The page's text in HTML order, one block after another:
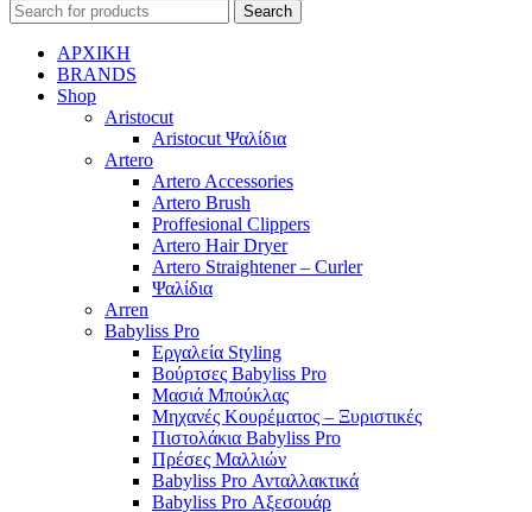
Search
ΑΡΧΙΚΗ
BRANDS
Shop
Aristocut
Aristocut Ψαλίδια
Artero
Artero Accessories
Artero Brush
Proffesional Clippers
Artero Hair Dryer
Artero Straightener – Curler
Ψαλίδια
Arren
Babyliss Pro
Εργαλεία Styling
Βούρτσες Babyliss Pro
Μασιά Μπούκλας
Μηχανές Κουρέματος – Ξυριστικές
Πιστολάκια Babyliss Pro
Πρέσες Μαλλιών
Babyliss Pro Ανταλλακτικά
Babyliss Pro Αξεσουάρ